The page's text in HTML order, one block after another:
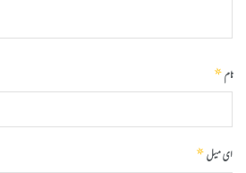
نام*
ای میل*